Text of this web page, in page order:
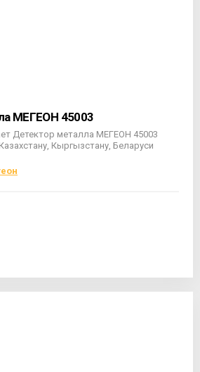
МЕГЕОН 45003
Детектор металла МЕГЕОН 45003
Кыргызстану, Беларуси